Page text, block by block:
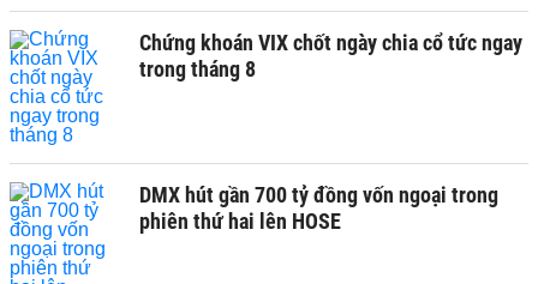
Chứng khoán VIX chốt ngày chia cổ tức ngay
trong tháng 8
DMX hút gần 700 tỷ đồng vốn ngoại trong
phiên thứ hai lên HOSE